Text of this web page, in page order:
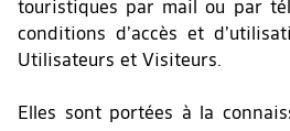
touristiques par mail ou par
conditions d’accès et
Utilisateurs et Visiteurs.
Elles sont portées à la